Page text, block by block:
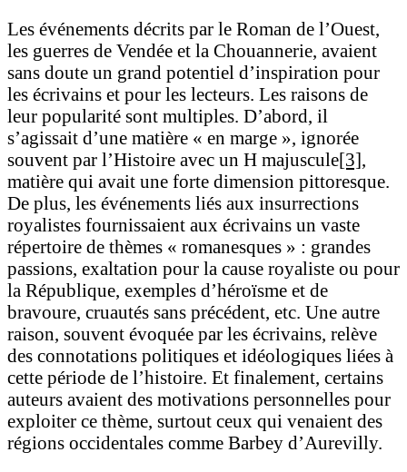
Les événements décrits par le Roman de l’Ouest,
les guerres de Vendée et la Chouannerie, avaient
sans doute un grand potentiel d’inspiration pour
les écrivains et pour les lecteurs. Les raisons de
leur popularité sont multiples. D’abord, il
s’agissait d’une matière « en marge », ignorée
souvent par l’Histoire avec un H majuscule[3],
matière qui avait une forte dimension pittoresque.
De plus, les événements liés aux insurrections
royalistes fournissaient aux écrivains un vaste
répertoire de thèmes « romanesques » : grandes
passions, exaltation pour la cause royaliste ou pour
la République, exemples d’héroïsme et de
bravoure, cruautés sans précédent, etc. Une autre
raison, souvent évoquée par les écrivains, relève
des connotations politiques et idéologiques liées à
cette période de l’histoire. Et finalement, certains
auteurs avaient des motivations personnelles pour
exploiter ce thème, surtout ceux qui venaient des
régions occidentales comme Barbey d’Aurevilly.